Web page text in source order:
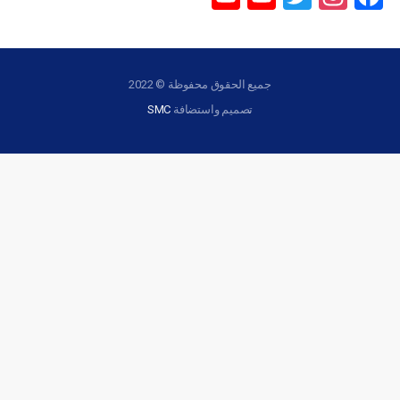
جميع الحقوق محفوظة © 2022
تصميم واستضافة SMC